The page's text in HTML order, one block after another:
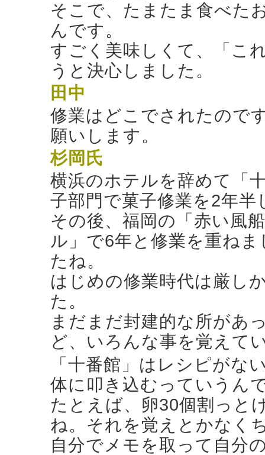
そこで、たまたま食べた
んです。
すごく美味しくて、「こ
うと決心しました。
田中
修業はどこでされたので
願いします。
杉岡氏
横浜のホテルを辞めて「
子部門で菓子修業を2年半
その後、福岡の「赤い風
ル」で6年と修業を重ね
たね。
はじめの修業時代は厳し
た。
まだまだ封建的な所があ
ど、いろんな事を覚えて
「十番館」はレシピがな
体に叩き込むっていうん
たとえば、卵30個割っと
ね。それを覚えとかなく
自分でメモを取って自分